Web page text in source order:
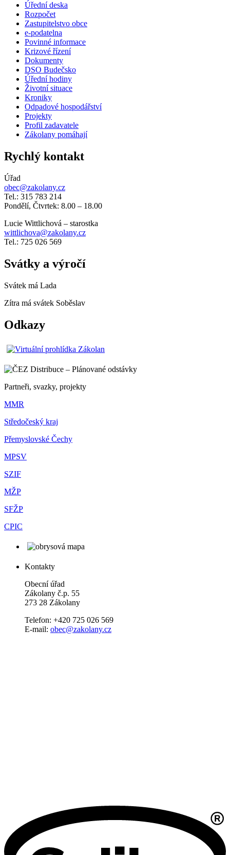
Úřední deska
Rozpočet
Zastupitelstvo obce
e-podatelna
Povinné informace
Krizové řízení
Dokumenty
DSO Budečsko
Úřední hodiny
Životní situace
Kroniky
Odpadové hospodářství
Projekty
Profil zadavatele
Zákolany pomáhají
Rychlý kontakt
Úřad
obec@zakolany.cz
Tel.: 315 783 214
Pondělí, Čtvrtek: 8.00 – 18.00
Lucie Wittlichová – starostka
wittlichova@zakolany.cz
Tel.: 725 026 569
Svátky a výročí
Svátek má Lada
Zítra má svátek Soběslav
Odkazy
Partneři, svazky, projekty
MMR
Středočeský kraj
Přemyslovské Čechy
MPSV
SZIF
MŽP
SFŽP
CPIC
Kontakty
Obecní úřad
Zákolany č.p. 55
273 28 Zákolany
Telefon: +420 725 026 569
E-mail: obec@zakolany.cz